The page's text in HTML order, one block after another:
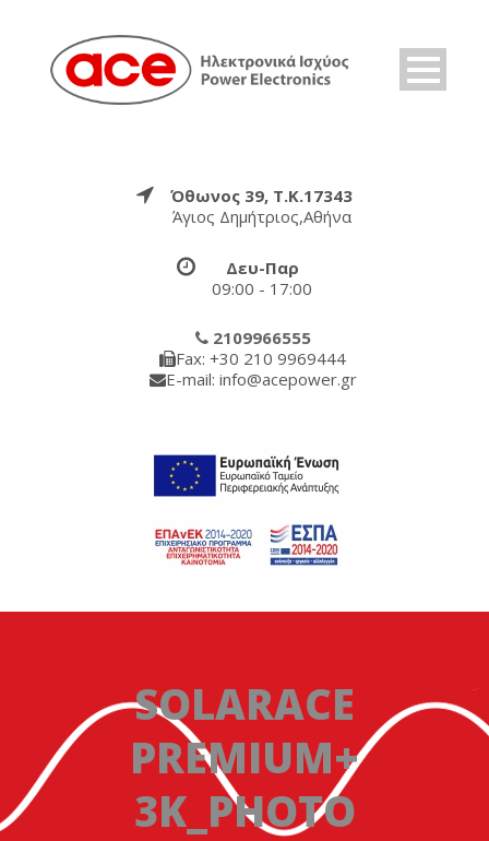
Όθωνος 39, Τ.Κ.17343
Άγιος Δημήτριος,Αθήνα
Δευ-Παρ
09:00 - 17:00
2109966555
Fax: +30 210 9969444
E-mail: info@acepower.gr
SOLARACE
PREMIUM+
3K_PHOTO